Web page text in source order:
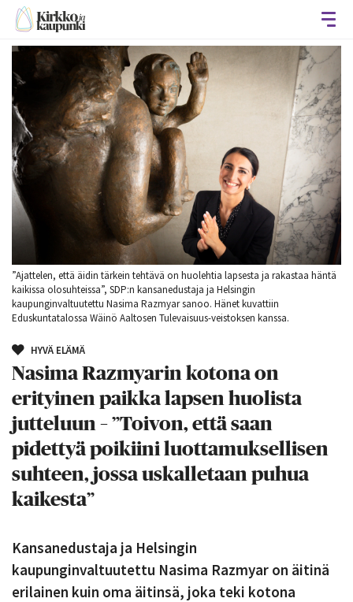
”Ajattelen, että äidin tärkein tehtävä on huolehtia lapsesta ja rakastaa häntä
kaikissa olo­suhteissa”, SDP:n kansanedustaja ja Helsingin
kaupunginvaltuutettu Nasima Razmyar sanoo. Hänet kuvattiin
Eduskuntatalossa Wäinö Aaltosen Tulevaisuus-veistoksen kanssa.
HYVÄ ELÄMÄ
Nasima Razmyarin kotona on
erityinen paikka lapsen huolista
jutteluun – ”Toivon, että saan
pidettyä poikiini luottamuksellisen
suhteen, jossa uskalletaan puhua
kaikesta”
Kansanedustaja ja Helsingin
kaupunginvaltuutettu Nasima Razmyar on äitinä
erilainen kuin oma äitinsä, joka teki kotona